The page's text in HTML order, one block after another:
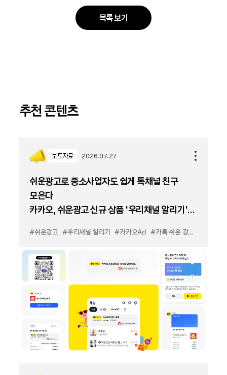
목록 보기
추천 콘텐츠
보도자료 2026.07.27
쉬운광고로 중소사업자도 쉽게 톡채널 친구
모은다
카카오, 쉬운광고 신규 상품 '우리채널 알리기'
#쉬운광고 #우리채널 알리기 #카카오Ad #카톡 쉬운 광고